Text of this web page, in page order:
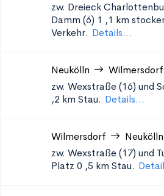
zw. Dreieck
Damm (6) 1 ,1 km
Verkehr. Details...
Neukölln Wilmersdorf
zw. Wexstraße (16) und
,2 km Stau. Details...
Wilmersdorf Neukölln
zw. Wexstraße (17) und
Platz 0 ,5 km Stau.